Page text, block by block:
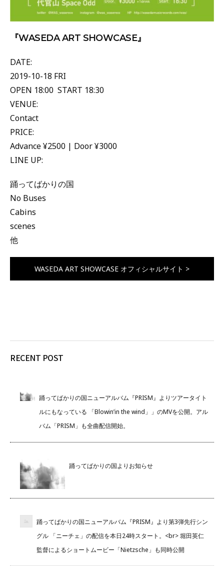
『WASEDA ART SHOWCASE』
DATE:
2019-10-18 FRI
OPEN 18:00 START 18:30
VENUE:
Contact
PRICE:
Advance ¥2500 | Door ¥3000
LINE UP:
踊ってばかりの国
No Buses
Cabins
scenes
他
WASEDA ART SHOWCASE オフィシャルサイト >
RECENT POST
踊ってばかりの国ニューアルバム『PRISM』よりツアータイト
ルにもなっている 「Blowin’in the wind」」のMVを公開。アル
バム「PRISM」も全曲配信開始。
踊ってばかりの国よりお知らせ
踊ってばかりの国ニューアルバム『PRISM』より第3弾先行シン
グル 「ニーチェ」の配信を本日24時スタート。<br> 堀田英仁
監督によるショートムービー「Nietzsche」も同時公開